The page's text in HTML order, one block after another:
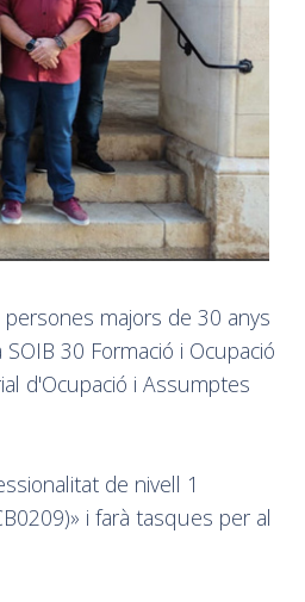
majors de 30 anys
30 Formació i Ocupació
d'Ocupació i Assumptes
de nivell 1
i farà tasques per al